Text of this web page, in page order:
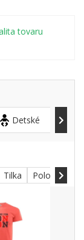
tovaru
Detské
Tilka Polokošele